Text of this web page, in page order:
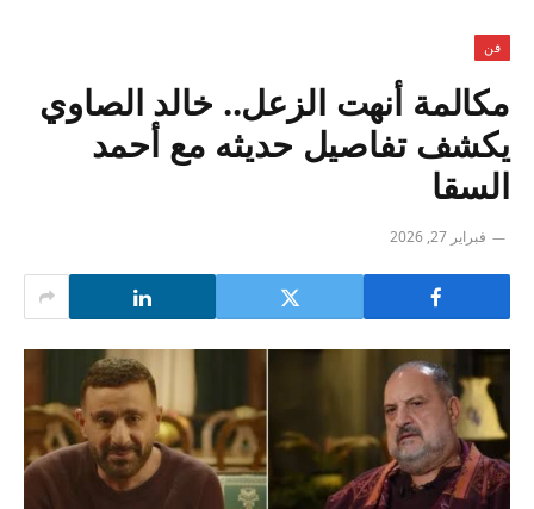
فن
مكالمة أنهت الزعل.. خالد الصاوي
يكشف تفاصيل حديثه مع أحمد
السقا
فبراير 27, 2026